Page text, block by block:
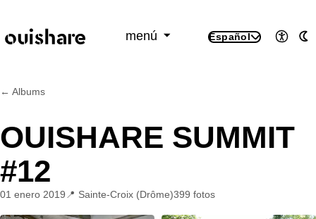
menú
Español
← Albums
OUISHARE SUMMIT
#12
01 enero 2019 Sainte-Croix (Drôme)399 fotos